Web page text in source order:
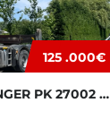
125 .000€
VOLVO 420 PALFINGER PK 27002 + JIB